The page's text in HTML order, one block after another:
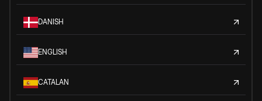
DANISH
ENGLISH
CATALAN